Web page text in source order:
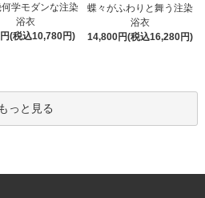
学モダンな注染
浴衣
(税込10,780円)
蝶々がふわりと舞う注染
浴衣
14,800円(税込16,280円)
もっと見る